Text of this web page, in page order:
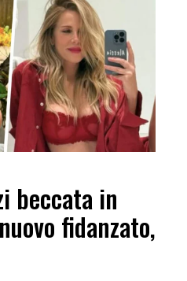
beccata in
fidanzato,